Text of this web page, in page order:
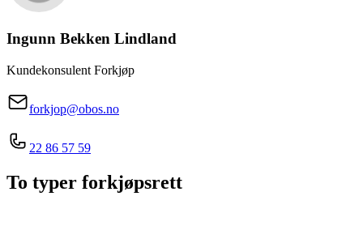
Ingunn Bekken Lindland
Kundekonsulent Forkjøp
forkjop@obos.no
22 86 57 59
To typer forkjøpsrett